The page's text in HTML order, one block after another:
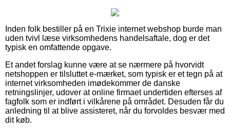
Inden folk bestiller på en Trixie internet webshop burde man
uden tvivl læse virksomhedens handelsaftale, dog er det
typisk en omfattende opgave.
Et andet forslag kunne være at se nærmere på hvorvidt
netshoppen er tilsluttet e-mærket, som typisk er et tegn på at
internet virksomheden imødekommer de danske
retningslinjer, udover at online firmaet undertiden efterses af
fagfolk som er indført i vilkårene på området. Desuden får du
anledning til at blive assisteret, når du forvoldes besvær med
dit køb.